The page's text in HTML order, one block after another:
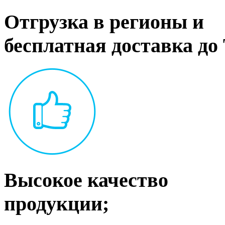
Отгрузка в регионы и
бесплатная доставка
Высокое качество
продукции;